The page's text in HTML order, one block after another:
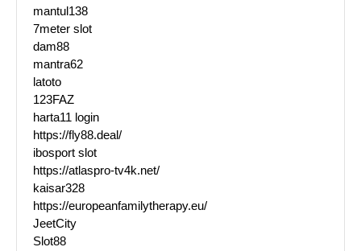
mantul138
7meter slot
dam88
mantra62
latoto
123FAZ
harta11 login
https://fly88.deal/
ibosport slot
https://atlaspro-tv4k.net/
kaisar328
https://europeanfamilytherapy.eu/
JeetCity
Slot88